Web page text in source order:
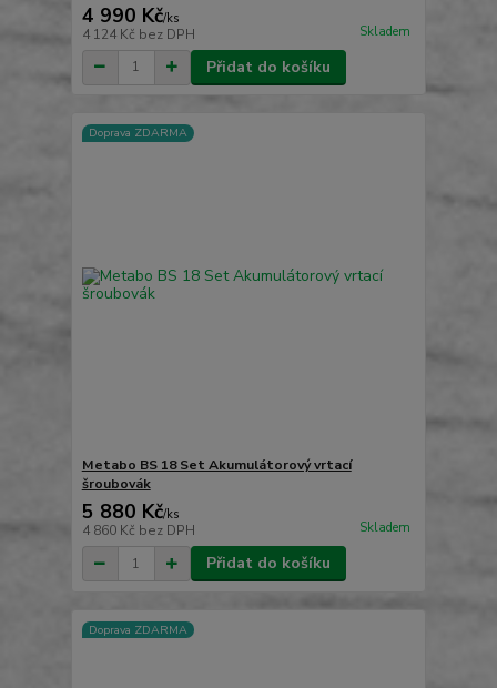
4 990 Kč/ks
4 124 Kč bez DPH Skladem
Přidat do košíku
Doprava ZDARMA
Metabo BS 18 Set Akumulátorový vrtací
šroubovák
5 880 Kč/ks
4 860 Kč bez DPH Skladem
Přidat do košíku
Doprava ZDARMA